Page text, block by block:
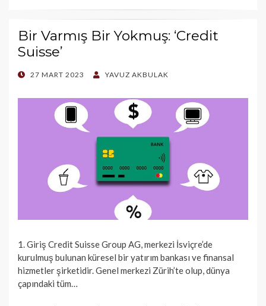
Bir Varmış Bir Yokmuş: ‘Credit
Suisse’
POSTED
27 MART 2023 YAVUZ AKBULAK
1. Giriş Credit Suisse Group AG, merkezi İsviçre’de
kurulmuş bulunan küresel bir yatırım bankası ve finansal
hizmetler şirketidir. Genel merkezi Zürih’te olup, dünya
çapındaki tüm…